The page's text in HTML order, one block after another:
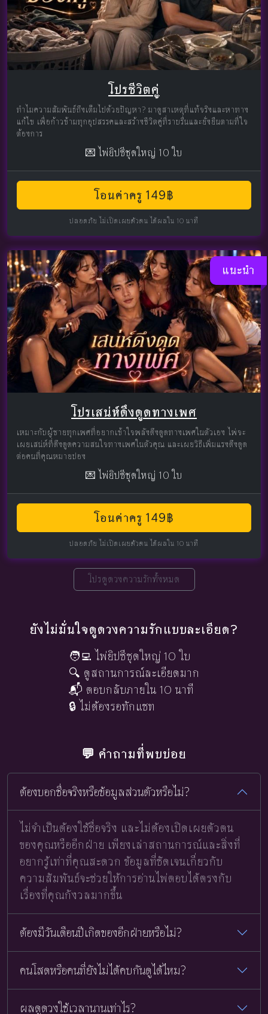
โปรชีวิตคู่
ทำไมความสัมพันธ์ถึงเต็มไปด้วยปัญหา? มาดูสาเหตุที่แท้จริงและหาทาง
แก้ไข เพื่อก้าวข้ามทุกอุปสรรคและสร้างชีวิตคู่ที่ราบรื่นและยั่งยืนตามที่ใจ
ต้องการ
💌 ไพ่ยิปซีชุดใหญ่ 10 ใบ
โอนค่าครู 149฿
ปลอดภัย ไม่เปิดเผยตัวตน ได้ผลใน 10 นาที
แนะนำ
โปรเสน่ห์ดึงดูดทางเพศ
เหมาะกับผู้ชายทุกเพศที่อยากเข้าใจพลังดึงดูดทางเพศในตัวเอง ไพ่จะ
เผยเสน่ห์ที่ดึงดูดความสนใจทางเพศในตัวคุณ และเผยวิธีเพิ่มแรงดึงดูด
ต่อคนที่คุณหมายปอง
💌 ไพ่ยิปซีชุดใหญ่ 10 ใบ
โอนค่าครู 149฿
ปลอดภัย ไม่เปิดเผยตัวตน ได้ผลใน 10 นาที
โปรดูดวงความรักทั้งหมด
ยังไม่มั่นใจดูดวงความรักแบบละเอียด?
🧑‍💻 ไพ่ยิปซีชุดใหญ่ 10 ใบ
🔍 ดูสถานการณ์ละเอียดมาก
📬 ตอบกลับภายใน 10 นาที
🔒 ไม่ต้องรอทักแชท
💬 คำถามที่พบบ่อย
ต้องบอกชื่อจริงหรือข้อมูลส่วนตัวหรือไม่?
ไม่จำเป็นต้องใช้ชื่อจริง และไม่ต้องเปิดเผยตัวตน
ของคุณหรืออีกฝ่าย เพียงเล่าสถานการณ์และสิ่งที่
อยากรู้เท่าที่คุณสะดวก ข้อมูลที่ชัดเจนเกี่ยวกับ
ความสัมพันธ์จะช่วยให้การอ่านไพ่ตอบได้ตรงกับ
เรื่องที่คุณกังวลมากขึ้น
ต้องมีวันเดือนปีเกิดของอีกฝ่ายหรือไม่?
คนโสดหรือคนที่ยังไม่ได้คบกันดูได้ไหม?
ผลดูดวงใช้เวลานานเท่าไร?